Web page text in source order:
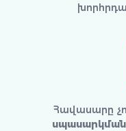
Հավասարը